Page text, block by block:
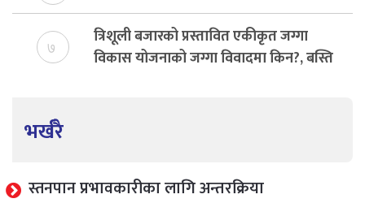
७
त्रिशूली बजारको प्रस्तावित एकीकृत जग्गा
विकास योजनाको जग्गा विवादमा किन?, बस्ति
भर्खरै
स्तनपान प्रभावकारीका लागि अन्तरक्रिया